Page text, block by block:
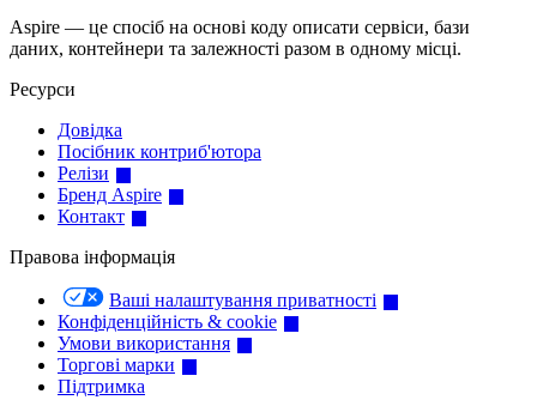
Aspire — це спосіб на основі коду описати сервіси, бази
даних, контейнери та залежності разом в одному місці.
Ресурси
Довідка
Посібник контриб'ютора
Релізи
Бренд Aspire
Контакт
Правова інформація
Ваші налаштування приватності
Конфіденційність & cookie
Умови використання
Торгові марки
Підтримка